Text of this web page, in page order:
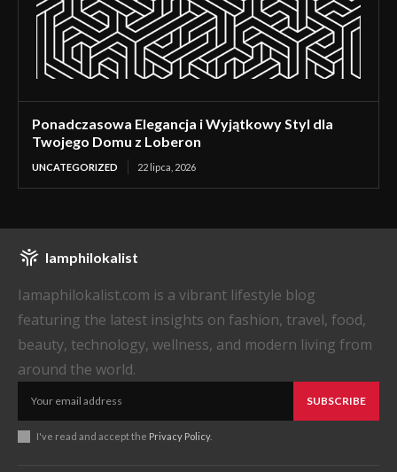
Ponadczasowa Elegancja i Wyjątkowy Styl dla
Twojego Domu z Loberon
UNCATEGORIZED 22 lipca, 2026
Iamphilokalist
Iamaphilokalist.com is a vibrant lifestyle blog
featuring the latest insights on fashion, travel, food,
beauty, technology, wellness, and modern living from
around the world.
SUBSCRIBE
I've read and accept the Privacy Policy.